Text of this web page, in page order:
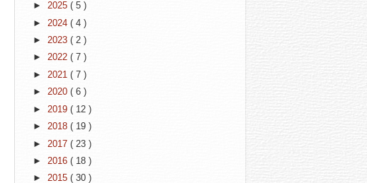
► 2025 ( 5 )
► 2024 ( 4 )
► 2023 ( 2 )
► 2022 ( 7 )
► 2021 ( 7 )
► 2020 ( 6 )
► 2019 ( 12 )
► 2018 ( 19 )
► 2017 ( 23 )
► 2016 ( 18 )
► 2015 ( 30 )